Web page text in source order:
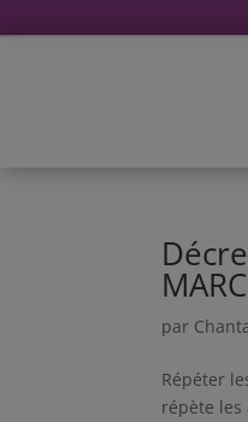
MARC
par
Répéter
répète les